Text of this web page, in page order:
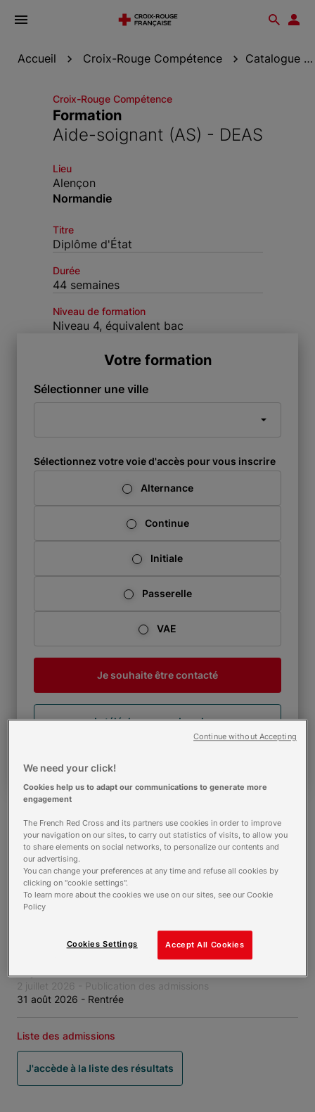
Ouvrir
Accueil Croix-Rouge Compétence Catalogue de formation
Croix-Rouge Compétence
Formation
Aide-soignant (AS) - DEAS
Lieu
Alençon
Normandie
Titre
Diplôme d'État
Durée
44 semaines
Niveau de formation
Niveau 4, équivalent bac
Votre formation
Sélectionner une ville
Sélectionnez votre voie d'accès pour vous inscrire
Alternance
Continue
Initiale
Passerelle
VAE
Je souhaite être contacté
Je télécharge une brochure
Calendrier voie alternance
7 avril 2026 - Ouverture des sélections
24 août 2026 - Clôture des sélections
31 août 2026 - Rentrée
26 mai 2026 - Ouverture des sélections
2 juillet 2026 - Publication des admissions
31 août 2026 - Rentrée
Liste des admissions
J'accède à la liste des résultats
We need your click!
Cookies help us to adapt our communications to generate more
engagement
The French Red Cross and its partners use cookies in order to improve
your navigation on our sites, to carry out statistics of visits, to allow you
to share elements on social networks, to personalize our contents and
our advertising.
You can change your preferences at any time and refuse all cookies by
clicking on "cookie settings".
To learn more about the cookies we use on our sites, see our Cookie
Policy
Accept All Cookies
Cookies Settings
Continue without Accepting